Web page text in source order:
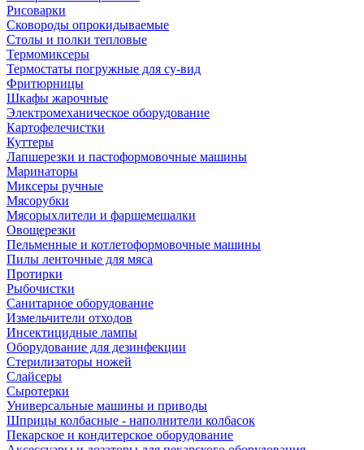
Рисоварки
Сковороды опрокидываемые
Столы и полки тепловые
Термомиксеры
Термостаты погружные для су-вид
Фритюрницы
Шкафы жарочные
Электромеханическое оборудование
Картофелечистки
Куттеры
Лапшерезки и пастоформовочные машины
Маринаторы
Миксеры ручные
Мясорубки
Мясорыхлители и фаршемешалки
Овощерезки
Пельменные и котлетоформовочные машины
Пилы ленточные для мяса
Протирки
Рыбочистки
Санитарное оборудование
Измельчители отходов
Инсектицидные лампы
Оборудование для дезинфекции
Стерилизаторы ножей
Слайсеры
Сыротерки
Универсальные машины и приводы
Шприцы колбасные - наполнители колбасок
Пекарское и кондитерское оборудование